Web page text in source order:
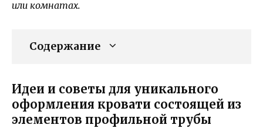
или комнатах.
Содержание
Идеи и советы для уникального
оформления кровати состоящей из
элементов профильной трубы